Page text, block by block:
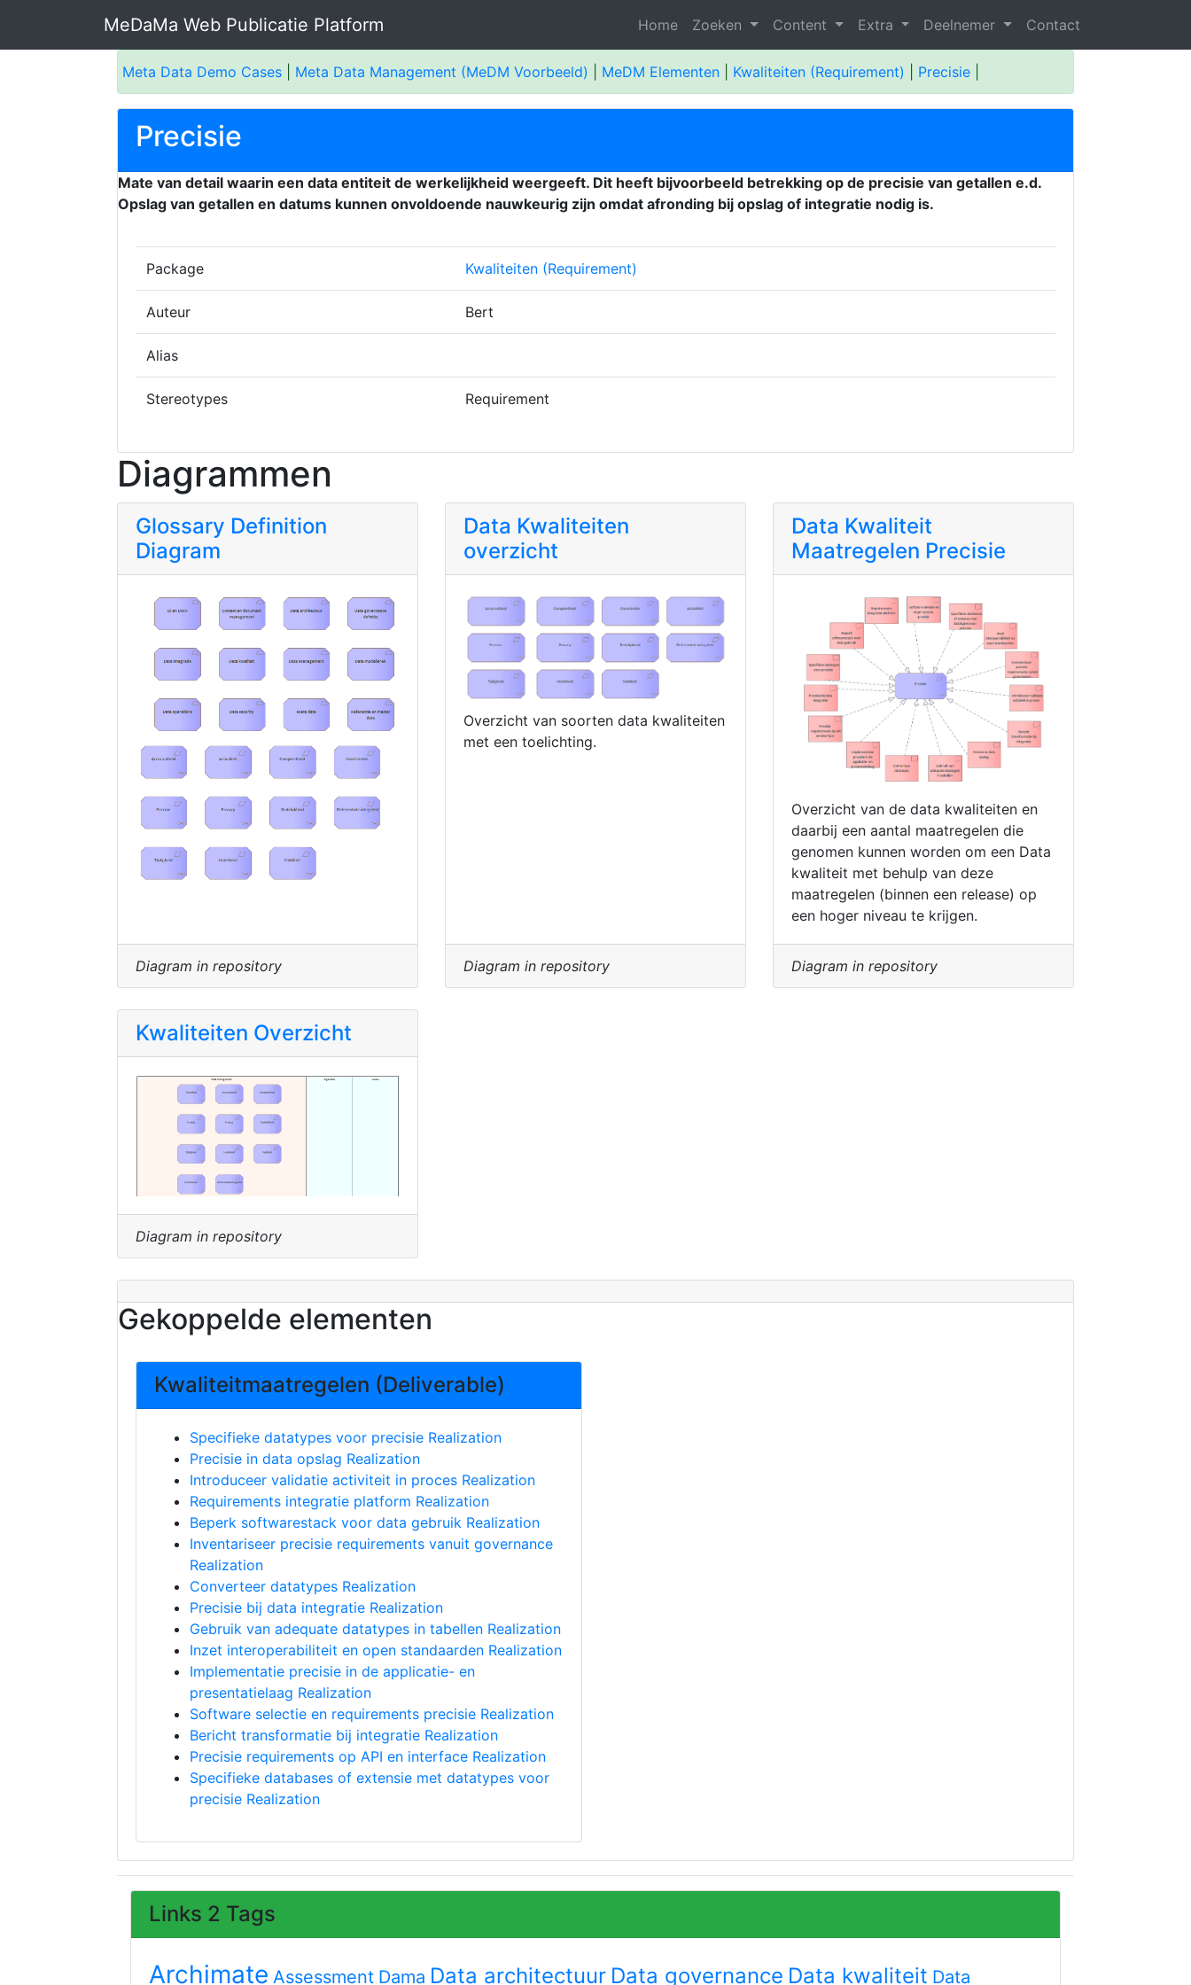
MeDaMa Web Publicatie Platform Home Zoeken Content Extra Deelnemer Contact
Meta Data Demo Cases Meta Data Management (MeDM Voorbeeld) MeDM Elementen Kwaliteiten (Requirement) Precisie
Precisie
Mate van detail waarin een data entiteit de werkelijkheid weergeeft. Dit heeft bijvoorbeeld betrekking op de precisie van getallen e.d.
Opslag van getallen en datums kunnen onvoldoende nauwkeurig zijn omdat afronding bij opslag of integratie nodig is.
Package Kwaliteiten (Requirement)
Auteur Bert
Alias
Stereotypes Requirement
Diagrammen
Glossary Definition
Diagram
Diagram in repository
Data Kwaliteiten
overzicht
Overzicht van soorten data kwaliteiten
met een toelichting.
Diagram in repository
Data Kwaliteit
Maatregelen Precisie
Overzicht van de data kwaliteiten en
daarbij een aantal maatregelen die
genomen kunnen worden om een Data
kwaliteit met behulp van deze
maatregelen (binnen een release) op
een hoger niveau te krijgen.
Diagram in repository
Kwaliteiten Overzicht
Diagram in repository
Gekoppelde elementen
Kwaliteitmaatregelen (Deliverable)
Specifieke datatypes voor precisie Realization
Precisie in data opslag Realization
Introduceer validatie activiteit in proces Realization
Requirements integratie platform Realization
Beperk softwarestack voor data gebruik Realization
Inventariseer precisie requirements vanuit governance
Realization
Converteer datatypes Realization
Precisie bij data integratie Realization
Gebruik van adequate datatypes in tabellen Realization
Inzet interoperabiliteit en open standaarden Realization
Implementatie precisie in de applicatie- en
presentatielaag Realization
Software selectie en requirements precisie Realization
Bericht transformatie bij integratie Realization
Precisie requirements op API en interface Realization
Specifieke databases of extensie met datatypes voor
precisie Realization
Links 2 Tags
Archimate Assessment Dama Data architectuur Data governance Data kwaliteit Data